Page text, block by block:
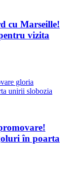
cu Marseille!
vizita
în poarta